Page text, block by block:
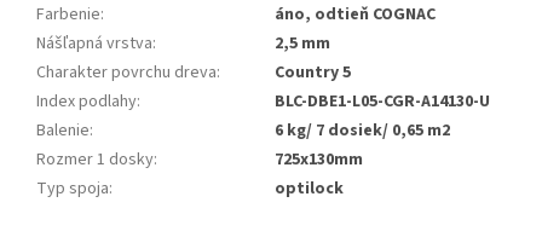
Farbenie:
áno, odtieň COGNAC
Nášľapná vrstva:
2,5 mm
Charakter povrchu dreva:
Country 5
Index podlahy:
BLC-DBE1-L05-CGR-A14130-U
Balenie:
6 kg/ 7 dosiek/ 0,65 m2
Rozmer 1 dosky:
725x130mm
Typ spoja: optilock